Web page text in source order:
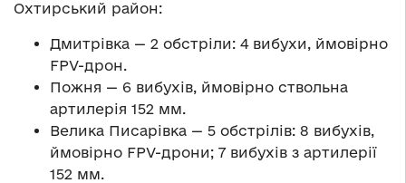
Охтирський район:
Дмитрівка — 2 обстріли: 4 вибухи, ймовірно
FPV-дрон.
Пожня — 6 вибухів, ймовірно ствольна
артилерія 152 мм.
Велика Писарівка — 5 обстрілів: 8 вибухів,
ймовірно FPV-дрони; 7 вибухів з артилерії
152 мм.